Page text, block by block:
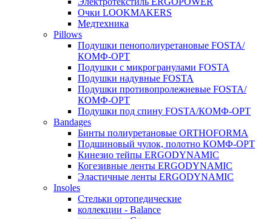
Очки LOOKMAKERS
Медтехника
Pillows
Подушки пенополиуретановые FOSTA/
КОМФ-ОРТ
Подушки с микрогранулами FOSTA
Подушки надувные FOSTA
Подушки противопролежневые FOSTA/
КОМФ-ОРТ
Подушки под спину FOSTA/КОМФ-ОРТ
Bandages
Бинты полиуретановые ORTHOFORMA
Подшиновый чулок, полотно КОМФ-ОРТ
Кинезио тейпы ERGODYNAMIC
Когезивные ленты ERGODYNAMIC
Эластичные ленты ERGODYNAMIC
Insoles
Стельки ортопедические
коллекции - Balance